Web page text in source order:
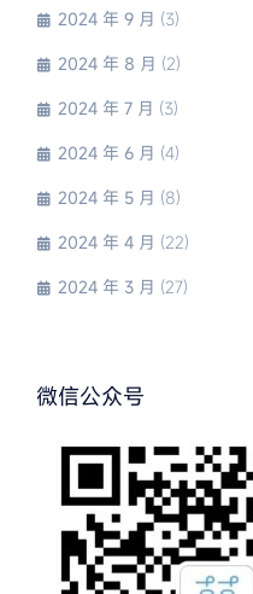
2024 年 9 月 (3)
2024 年 8 月 (2)
2024 年 7 月 (3)
2024 年 6 月 (4)
2024 年 5 月 (8)
2024 年 4 月 (22)
2024 年 3 月 (27)
微信公众号